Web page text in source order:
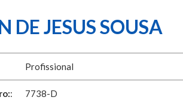
DE JESUS SOUSA
Profissional
: 7738-D